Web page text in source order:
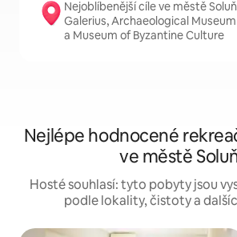
Nejoblíbenější cíle ve městě
Galerius, Archaeological
a Museum of Byzantine Culture
Nejlépe hodnocené
ve městě
Hosté souhlasí: tyto pobyty jsou
podle lokality, čistoty a